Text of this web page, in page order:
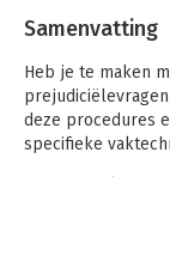
Samenvatting
Heb je te maken
deze procedures
specifieke